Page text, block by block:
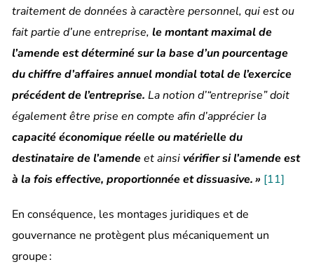
traitement de données à caractère personnel, qui est ou
fait partie d’une entreprise,le montant maximal de
l’amende est déterminé sur la base d’un pourcentage
du chiffre d’affaires annuel mondial total de l’exercice
précédent de l’entreprise.La notion d’“entreprise” doit
également être prise en compte afin d’apprécier la
capacité économique réelle ou matérielle du
destinataire de l’amendeet ainsivérifier si l’amende est
à la fois effective, proportionnée et dissuasive. » [11]
En conséquence, les montages juridiques et de
gouvernance ne protègent plus mécaniquement un
groupe :